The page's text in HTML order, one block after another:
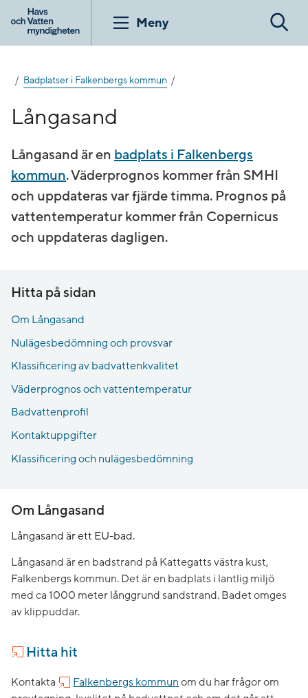
till
innehåll
Meny Sök
Badplatser i Falkenbergs kommun
Långasand
Långasand är en badplats i Falkenbergs
kommun. Väderprognos kommer från SMHI
och uppdateras var fjärde timma. Prognos på
vatten­temperatur kommer från Copernicus
och uppdateras dagligen.
Hitta på sidan
Om Långasand
Nulägesbedömning och provsvar
Klassificering av badvattenkvalitet
Väderprognos och vattentemperatur
Badvattenprofil
Kontaktuppgifter
Klassificering och nulägesbedömning
Om Långasand
Långasand är ett EU-bad.
Långasand är en badstrand på Kattegatts västra kust,
Falkenbergs kommun. Det är en badplats i lantlig miljö
med ca 1000 meter långgrund sandstrand. Badet omges
av klippuddar.
Hitta hit
Kontakta Falkenbergs kommun om du har frågor om